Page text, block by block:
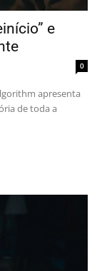
e
0
apresenta
de toda a